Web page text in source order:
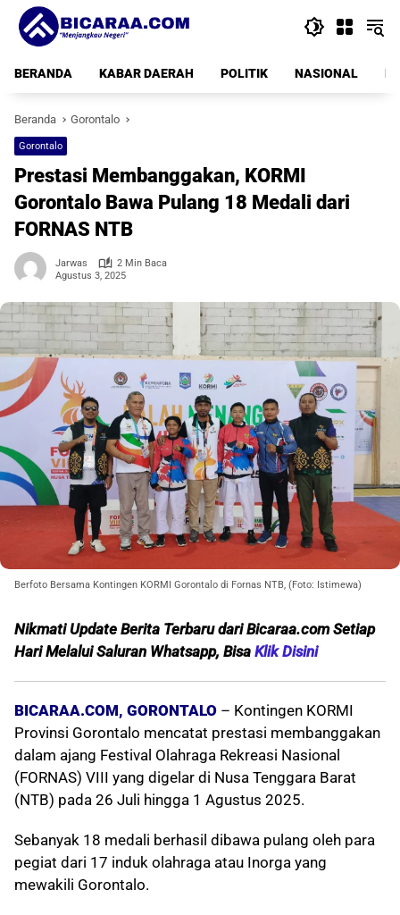
Langsung
konten
BERANDA
KABAR DAERAH POLITIK NASIONAL
Beranda Gorontalo
Gorontalo
Prestasi Membanggakan, KORMI
Gorontalo Bawa Pulang 18 Medali dari
FORNAS NTB
Jarwas
2 Min Baca
Agustus 3, 2025
Berfoto Bersama Kontingen KORMI Gorontalo di Fornas NTB, (Foto: Istimewa)
Nikmati Update Berita Terbaru dari Bicaraa.com Setiap
Hari Melalui Saluran Whatsapp, Bisa Klik Disini
BICARAA.COM, GORONTALO – Kontingen KORMI
Provinsi Gorontalo mencatat prestasi membanggakan
dalam ajang Festival Olahraga Rekreasi Nasional
(FORNAS) VIII yang digelar di Nusa Tenggara Barat
(NTB) pada 26 Juli hingga 1 Agustus 2025.
Sebanyak 18 medali berhasil dibawa pulang oleh para
pegiat dari 17 induk olahraga atau Inorga yang
mewakili Gorontalo.